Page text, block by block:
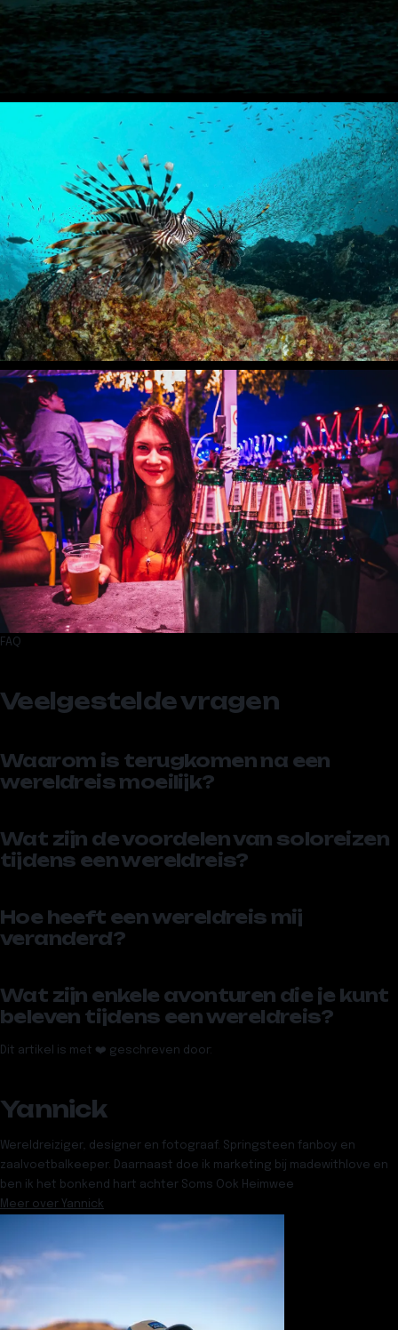
FAQ
Veelgestelde vragen
Waarom is terugkomen na een
wereldreis moeilijk?
Wat zijn de voordelen van soloreizen
tijdens een wereldreis?
Hoe heeft een wereldreis mij
veranderd?
Wat zijn enkele avonturen die je kunt
beleven tijdens een wereldreis?
Dit artikel is met ❤️ geschreven door:
Yannick
Wereldreiziger, designer en fotograaf. Springsteen fanboy en
zaalvoetbalkeeper. Daarnaast doe ik marketing bij madewithlove en
ben ik het bonkend hart achter Soms Ook Heimwee
Meer over Yannick